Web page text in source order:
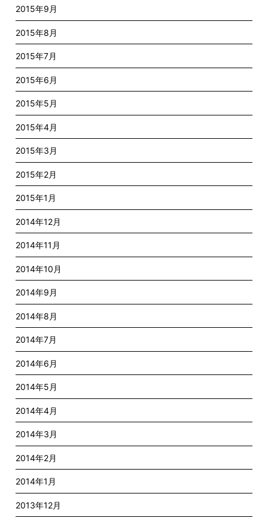
2015年9月
2015年8月
2015年7月
2015年6月
2015年5月
2015年4月
2015年3月
2015年2月
2015年1月
2014年12月
2014年11月
2014年10月
2014年9月
2014年8月
2014年7月
2014年6月
2014年5月
2014年4月
2014年3月
2014年2月
2014年1月
2013年12月